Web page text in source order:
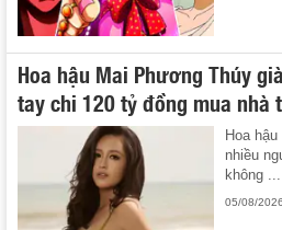
Hoa hậu Mai Phương Thúy
tay chi 120 tỷ đồng mua nhà
Hoa
nhiều
không ...
05/08/2026